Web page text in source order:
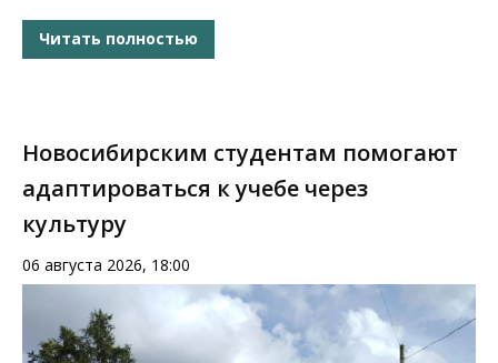
Читать полностью
Новосибирским студентам помогают
адаптироваться к учебе через
культуру
06 августа 2026, 18:00